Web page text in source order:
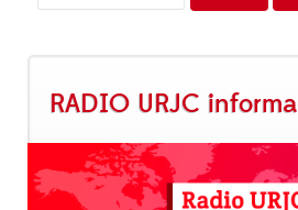
RADIO URJC informa